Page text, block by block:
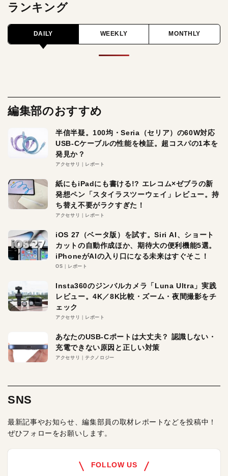
ランキング
DAILY WEEKLY MONTHLY
編集部のおすすめ
半信半疑。100均・Seria（セリア）の60W対応
USB-Cケーブルの性能を検証。超コスパの1本を
発見か？
アクセサリ レポート
紙にもiPadにも書ける!? エレコム×ゼブラの新
発想ペン「スタイラスツーウェイ」レビュー。持
ち替え不要がラクすぎた！
アクセサリ レポート
iOS 27（ベータ版）を試す。Siri AI、ショート
カットの自動作成ほか、期待大の便利機能5選。
iPhoneがAIの入り口になる未来はすぐそこ！
OS レポート
Insta360のジンバルカメラ「Luna Ultra」実践
レビュー。4K／8K比較・ズーム・夜間撮影をチ
ェック
アクセサリ レポート
あなたのUSB-Cポートは大丈夫？ 認識しない・
充電できない原因と正しい対策
アクセサリ テクノロジー
SNS
最新記事やお知らせ、編集部員の取材レポートなどを投稿中！
ぜひフォローをお願いします。
FOLLOW US